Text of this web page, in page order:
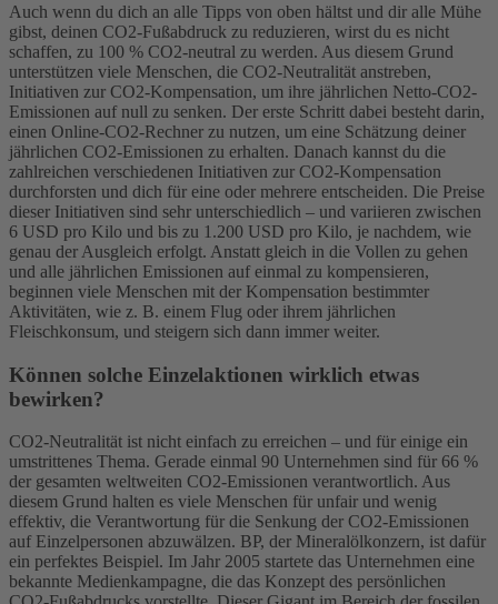
Auch wenn du dich an alle Tipps von oben hältst und dir alle Mühe
gibst, deinen CO2-Fußabdruck zu reduzieren, wirst du es nicht
schaffen, zu 100 % CO2-neutral zu werden. Aus diesem Grund
unterstützen viele Menschen, die CO2-Neutralität anstreben,
Initiativen zur CO2-Kompensation, um ihre jährlichen Netto-CO2-
Emissionen auf null zu senken. Der erste Schritt dabei besteht darin,
einen Online-CO2-Rechner zu nutzen, um eine Schätzung deiner
jährlichen CO2-Emissionen zu erhalten. Danach kannst du die
zahlreichen verschiedenen Initiativen zur CO2-Kompensation
durchforsten und dich für eine oder mehrere entscheiden. Die Preise
dieser Initiativen sind sehr unterschiedlich – und variieren zwischen
6 USD pro Kilo und bis zu 1.200 USD pro Kilo, je nachdem, wie
genau der Ausgleich erfolgt. Anstatt gleich in die Vollen zu gehen
und alle jährlichen Emissionen auf einmal zu kompensieren,
beginnen viele Menschen mit der Kompensation bestimmter
Aktivitäten, wie z. B. einem Flug oder ihrem jährlichen
Fleischkonsum, und steigern sich dann immer weiter.
Können solche Einzelaktionen wirklich etwas
bewirken?
CO2-Neutralität ist nicht einfach zu erreichen – und für einige ein
umstrittenes Thema. Gerade einmal 90 Unternehmen sind für 66 %
der gesamten weltweiten CO2-Emissionen verantwortlich. Aus
diesem Grund halten es viele Menschen für unfair und wenig
effektiv, die Verantwortung für die Senkung der CO2-Emissionen
auf Einzelpersonen abzuwälzen. BP, der Mineralölkonzern, ist dafür
ein perfektes Beispiel. Im Jahr 2005 startete das Unternehmen eine
bekannte Medienkampagne, die das Konzept des persönlichen